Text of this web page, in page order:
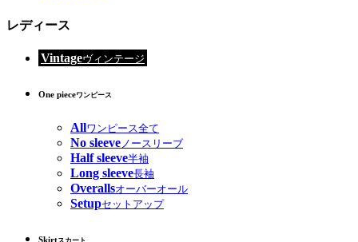
レディース
Vintageヴィンテージ
One pieceワンピース
Allワンピース全て
No sleeveノースリーブ
Half sleeve半袖
Long sleeve長袖
Overallsオーバーオール
Setupセットアップ
Skirt